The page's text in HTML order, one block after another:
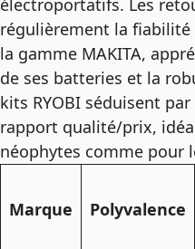
électroportatifs. Les
régulièrement la
la gamme MAKITA,
de ses batteries et la
kits RYOBI séduisent
rapport qualité/prix,
néophytes comme pour
Marque Polyvalence